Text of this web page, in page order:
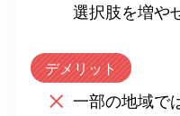
選択肢を増や
デメリット
一部の地域で